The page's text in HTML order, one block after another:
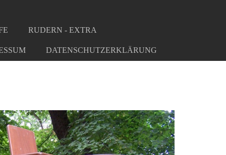
RUDERN - EXTRA
DATENSCHUTZERKLÄRUNG